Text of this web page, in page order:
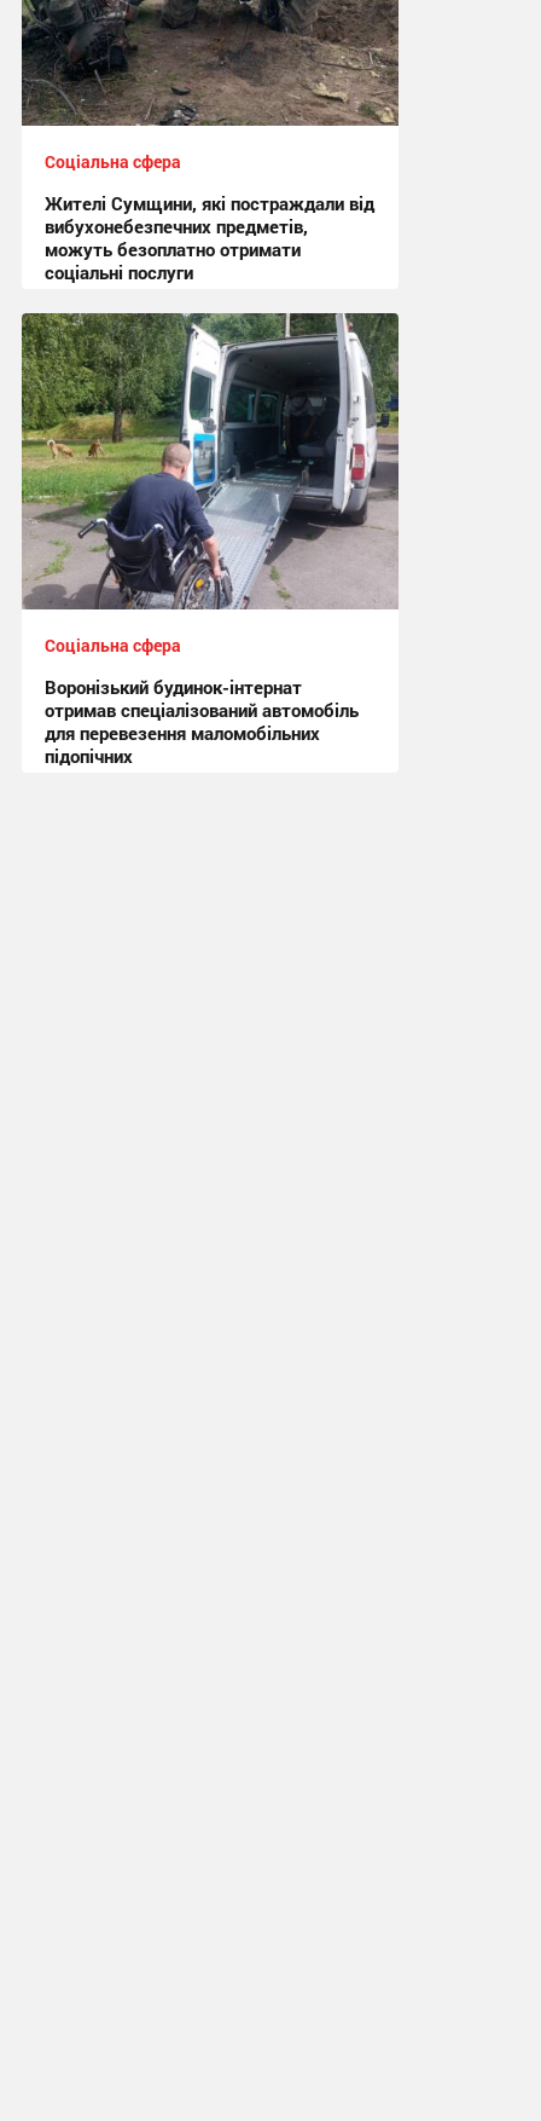
Соціальна сфера
Жителі Сумщини, які постраждали від
вибухонебезпечних предметів,
можуть безоплатно отримати
соціальні послуги
19:09, 28.07.2026
Соціальна сфера
Воронізький будинок-інтернат
отримав спеціалізований автомобіль
для перевезення маломобільних
підопічних